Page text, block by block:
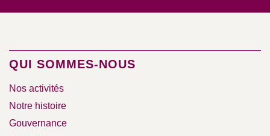
QUI SOMMES-NOUS
Nos activités
Notre histoire
Gouvernance